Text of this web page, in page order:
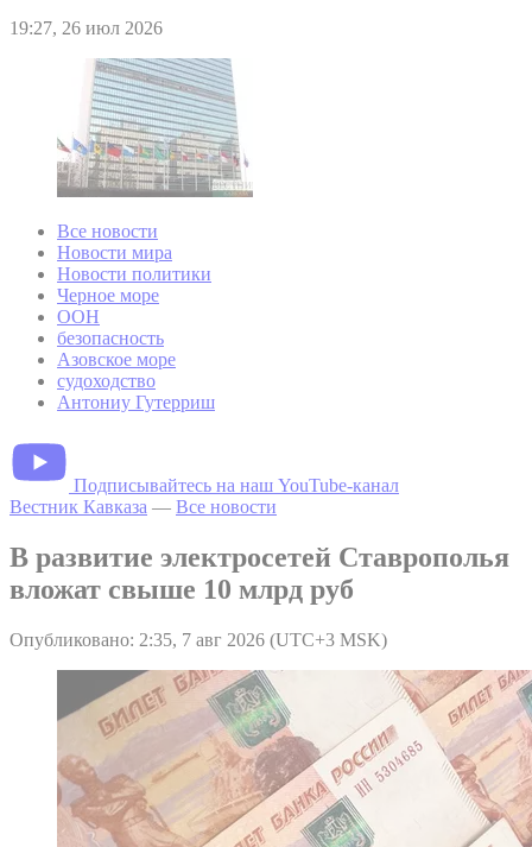
19:27, 26 июл 2026
Все новости
Новости мира
Новости политики
Черное море
ООН
безопасность
Азовское море
судоходство
Антониу Гутерриш
Подписывайтесь на наш YouTube-канал
Вестник Кавказа — Все новости
В развитие электросетей Ставрополья
вложат свыше 10 млрд руб
Опубликовано: 2:35, 7 авг 2026 (UTC+3 MSK)